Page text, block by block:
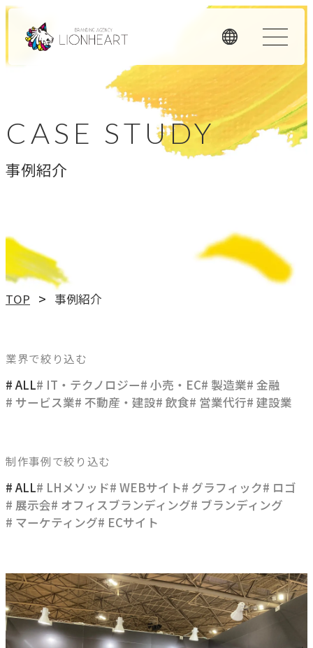
私たちの独自性
私たちは独自のメソッドと理念経営、そして顧客体験を重
視したアプローチで、お客様のビジネスに価値を提供しま
事業領域
ブランディングからマーケティング、組織支援、実行までを
一貫して支援します。
マーケティング支援
専門性で戦略をかたちにする
CASE STUDY
事例紹介
TOP 事例紹介
業界で絞り込む
# ALL# IT・テクノロジー# 小売・EC# 製造業# 金融
# サービス業# 不動産・建設# 飲食# 営業代行# 建設業
制作事例で絞り込む
# ALL# LHメソッド# WEBサイト# グラフィック# ロゴ
# 展示会# オフィスブランディング# ブランディング
# マーケティング# ECサイト